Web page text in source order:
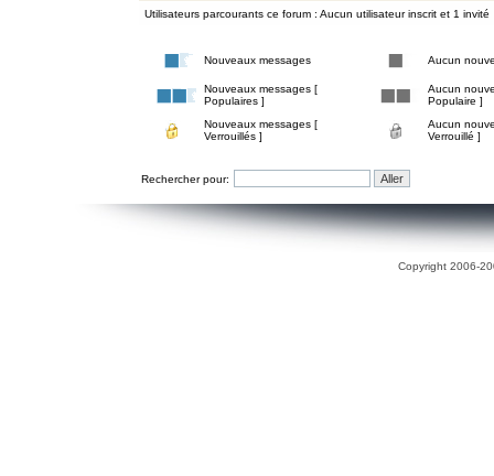
Utilisateurs parcourants ce forum : Aucun utilisateur inscrit et 1 invité
Nouveaux messages Aucun
Nouveaux messages [
Populaires ]
Aucun
Populaire ]
Nouveaux messages [
Verrouillés ]
Aucun
Verrouillé ]
Rechercher pour:
Copyright 2006-